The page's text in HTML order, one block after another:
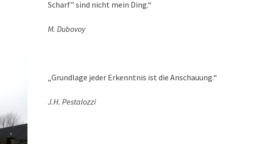
Scharf” sind nicht mein Ding.“
M. Dubovoy
„Grundlage jeder Erkenntnis ist die Anschauung.“
J.H. Pestalozzi